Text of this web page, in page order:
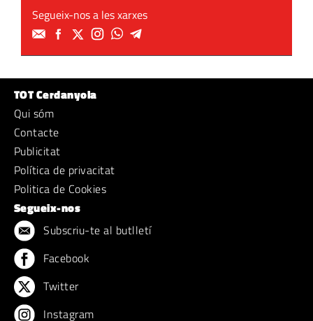
Segueix-nos a les xarxes
TOT Cerdanyola
Qui sóm
Contacte
Publicitat
Política de privacitat
Politica de Cookies
Segueix-nos
Subscriu-te al butlletí
Facebook
Twitter
Instagram